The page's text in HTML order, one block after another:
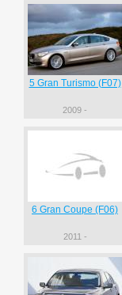
5 Gran Turismo (F07)
2009 -
6 Gran Coupe (F06)
2011 -